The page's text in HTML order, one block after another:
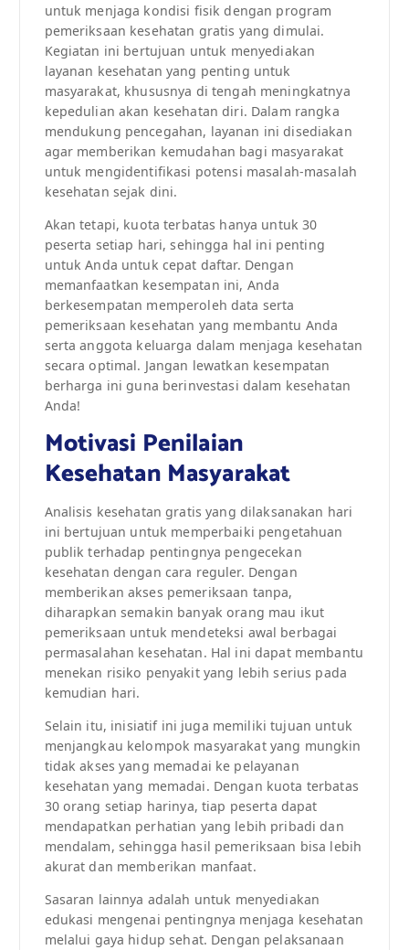
untuk menjaga kondisi fisik dengan program
pemeriksaan kesehatan gratis yang dimulai.
Kegiatan ini bertujuan untuk menyediakan
layanan kesehatan yang penting untuk
masyarakat, khususnya di tengah meningkatnya
kepedulian akan kesehatan diri. Dalam rangka
mendukung pencegahan, layanan ini disediakan
agar memberikan kemudahan bagi masyarakat
untuk mengidentifikasi potensi masalah-masalah
kesehatan sejak dini.
Akan tetapi, kuota terbatas hanya untuk 30
peserta setiap hari, sehingga hal ini penting
untuk Anda untuk cepat daftar. Dengan
memanfaatkan kesempatan ini, Anda
berkesempatan memperoleh data serta
pemeriksaan kesehatan yang membantu Anda
serta anggota keluarga dalam menjaga kesehatan
secara optimal. Jangan lewatkan kesempatan
berharga ini guna berinvestasi dalam kesehatan
Anda!
Motivasi Penilaian
Kesehatan Masyarakat
Analisis kesehatan gratis yang dilaksanakan hari
ini bertujuan untuk memperbaiki pengetahuan
publik terhadap pentingnya pengecekan
kesehatan dengan cara reguler. Dengan
memberikan akses pemeriksaan tanpa,
diharapkan semakin banyak orang mau ikut
pemeriksaan untuk mendeteksi awal berbagai
permasalahan kesehatan. Hal ini dapat membantu
menekan risiko penyakit yang lebih serius pada
kemudian hari.
Selain itu, inisiatif ini juga memiliki tujuan untuk
menjangkau kelompok masyarakat yang mungkin
tidak akses yang memadai ke pelayanan
kesehatan yang memadai. Dengan kuota terbatas
30 orang setiap harinya, tiap peserta dapat
mendapatkan perhatian yang lebih pribadi dan
mendalam, sehingga hasil pemeriksaan bisa lebih
akurat dan memberikan manfaat.
Sasaran lainnya adalah untuk menyediakan
edukasi mengenai pentingnya menjaga kesehatan
melalui gaya hidup sehat. Dengan pelaksanaan